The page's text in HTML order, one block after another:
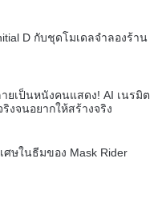
D กับชุดโมเดลจำลองร้าน
ายเป็นหนังคนแสดง! AI เนรมิต
งจนอยากให้สร้างจริง
ษในธีมของ Mask Rider